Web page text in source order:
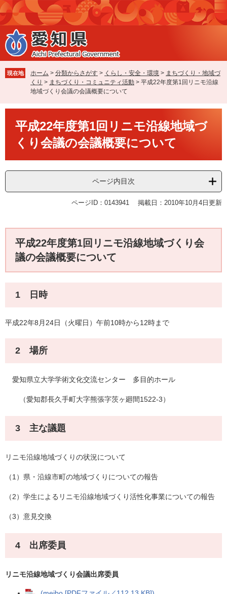
ペ
ー
ジ
の
先
で
す
メ
ニ
ュ
ー
を
ば
し
現在地 ホーム > 分類からさがす > くらし・安全・環境 > まちづくり・地域づ
くり > まちづくり・コミュニティ活動 > 平成22年度第1回リニモ沿線
地域づくり会議の会議概要について
平成22年度第1回リニモ沿線地域づ
くり会議の会議概要について
ページ内目次
ページID：0143941 掲載日：2010年10月4日更新
平成22年度第1回リニモ沿線地域づくり会
議の会議概要について
1 日時
平成22年8月24日（火曜日）午前10時から12時まで
2 場所
愛知県立大学学術文化交流センター 多目的ホール
（愛知郡長久手町大字熊張字茨ヶ廻間1522-3）
3 主な議題
リニモ沿線地域づくりの状況について
（1）県・沿線市町の地域づくりについての報告
（2）学生によるリニモ沿線地域づくり活性化事業についての報告
（3）意見交換
4 出席委員
リニモ沿線地域づくり会議出席委員